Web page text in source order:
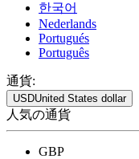
한국어
Nederlands
Portugués
Português
通貨:
USDUnited States dollar
人気の通貨
GBP